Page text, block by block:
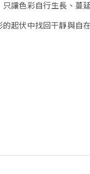
讓色彩自行生長、蔓
起伏中找回干靜與自